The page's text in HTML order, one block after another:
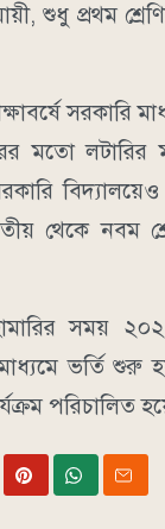
শুধু প্রথম
সরকারি
মতো লটারির
থেকে নবম
সময়
মাধ্যমে ভর্তি
পরিচালিত